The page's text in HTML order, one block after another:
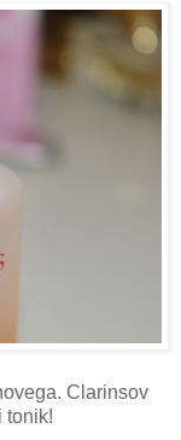
Clarinsov
tonik!